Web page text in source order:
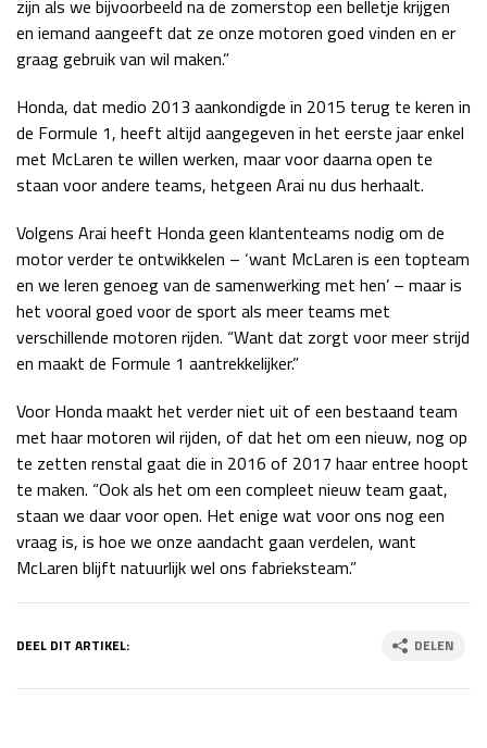
GP QATAR 2026 27 - 29 nov
Kwalificatie
za 19:00 - 20:00
Race
zo 17:00 - 19:00
zijn als we bijvoorbeeld na de zomerstop een belletje krijgen
en iemand aangeeft dat ze onze motoren goed vinden en er
graag gebruik van wil maken.”
Honda, dat medio 2013 aankondigde in 2015 terug te keren in
de Formule 1, heeft altijd aangegeven in het eerste jaar enkel
met McLaren te willen werken, maar voor daarna open te
staan voor andere teams, hetgeen Arai nu dus herhaalt.
Volgens Arai heeft Honda geen klantenteams nodig om de
motor verder te ontwikkelen – ‘want McLaren is een topteam
en we leren genoeg van de samenwerking met hen’ – maar is
het vooral goed voor de sport als meer teams met
verschillende motoren rijden. “Want dat zorgt voor meer strijd
en maakt de Formule 1 aantrekkelijker.”
Voor Honda maakt het verder niet uit of een bestaand team
met haar motoren wil rijden, of dat het om een nieuw, nog op
te zetten renstal gaat die in 2016 of 2017 haar entree hoopt
te maken. “Ook als het om een compleet nieuw team gaat,
staan we daar voor open. Het enige wat voor ons nog een
vraag is, is hoe we onze aandacht gaan verdelen, want
McLaren blijft natuurlijk wel ons fabrieksteam.”
DEEL DIT ARTIKEL: DELEN